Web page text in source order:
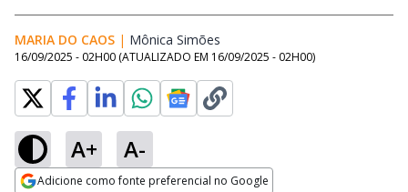
MARIA DO CAOS | Mônica Simões
16/09/2025 - 02H00 (ATUALIZADO EM 16/09/2025 - 02H00)
A+ A-
Adicione como fonte preferencial no Google